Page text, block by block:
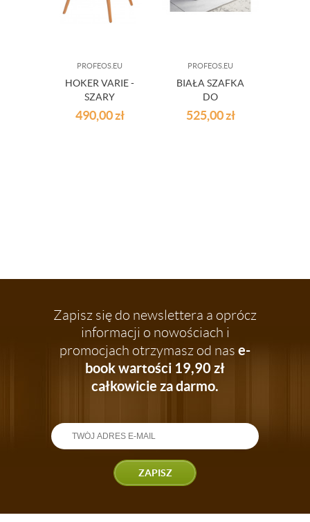
PROFEOS.EU
HOKER VARIE -
SZARY
PATCHWORK
490,00zł
PROFEOS.EU
BIAŁA SZAFKA
DO
PRZEDPOKOJU
LUIZA - BIAŁA
525,00zł
Zapisz się do newslettera a oprócz
informacji o nowościach i
promocjach otrzymasz od nas e-
book wartości 19,90 zł
całkowicie za darmo.
ZAPISZ